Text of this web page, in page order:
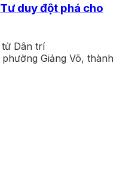
duy đột phá cho
tử Dân trí
Giảng Võ, thành